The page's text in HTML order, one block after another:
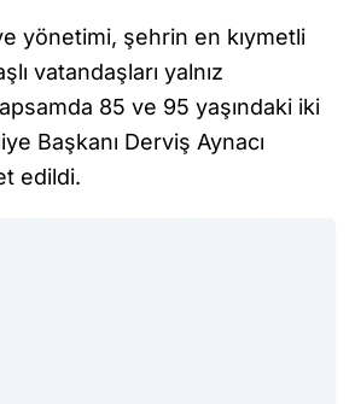
yönetimi, şehrin en kıymetli
vatandaşları yalnız
85 ve 95 yaşındaki iki
Başkanı Derviş Aynacı
edildi.